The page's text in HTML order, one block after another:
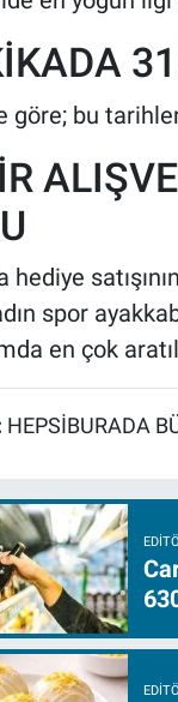
göre; bu
hediye
spor
en çok
HEPSİBURADA